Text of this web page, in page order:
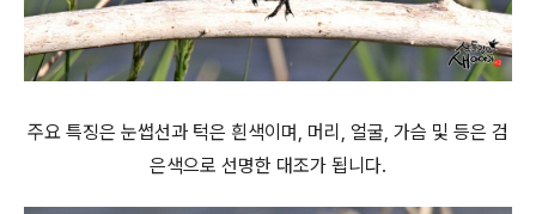
주요 특징은 눈썹선과 턱은 흰색이며, 머리, 얼굴, 가슴 및 등은 검
은색으로 선명한 대조가 됩니다.